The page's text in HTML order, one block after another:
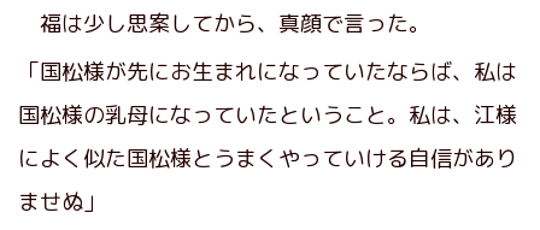
福は少し思案してから、真顔で言った。
「国松様が先にお生まれになっていたならば、私は
国松様の乳母になっていたということ。私は、江様
によく似た国松様とうまくやっていける自信があり
ませぬ」